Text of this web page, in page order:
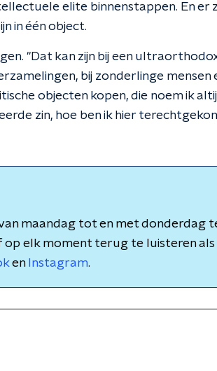
elite binnenstappen. En er
in één object.
"Dat kan zijn bij een
bij zonderlinge mensen
objecten kopen, die noem ik
zin, hoe ben ik hier
maandag tot en met donderdag
op elk moment terug te luisteren als
en Instagram.